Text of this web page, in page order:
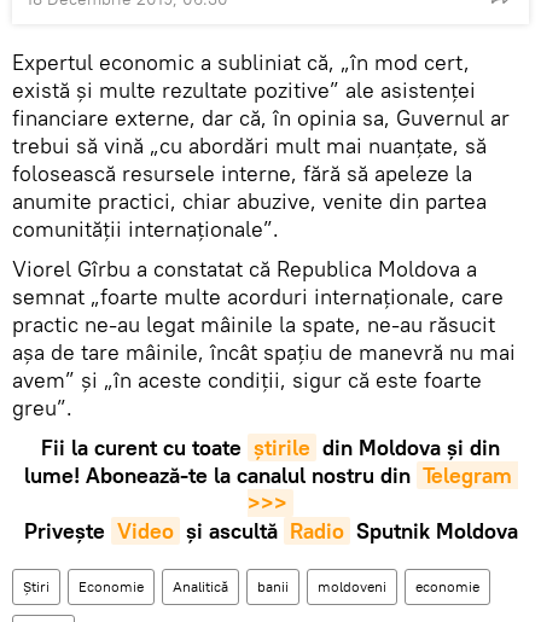
Expertul economic a subliniat că, „în mod cert,
există și multe rezultate pozitive” ale asistenței
financiare externe, dar că, în opinia sa, Guvernul ar
trebui să vină „cu abordări mult mai nuanțate, să
folosească resursele interne, fără să apeleze la
anumite practici, chiar abuzive, venite din partea
comunității internaționale”.
Viorel Gîrbu a constatat că Republica Moldova a
semnat „foarte multe acorduri internaționale, care
practic ne-au legat mâinile la spate, ne-au răsucit
așa de tare mâinile, încât spațiu de manevră nu mai
avem” și „în aceste condiții, sigur că este foarte
greu”.
Fii la curent cu toate știrile din Moldova și din
lume! Abonează-te la canalul nostru din Telegram
>>>
Privește Video și ascultă Radio Sputnik Moldova
Știri Economie Analitică banii moldoveni economie